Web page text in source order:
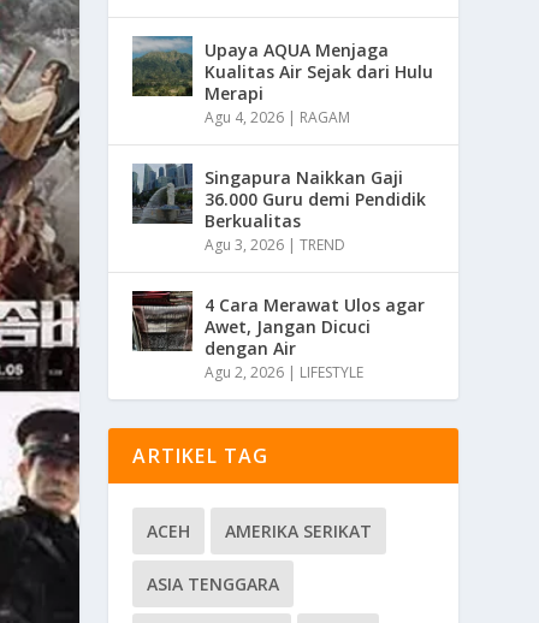
Upaya AQUA Menjaga
Kualitas Air Sejak dari Hulu
Merapi
Agu 4, 2026 | RAGAM
Singapura Naikkan Gaji
36.000 Guru demi Pendidik
Berkualitas
Agu 3, 2026 |TREND
4 Cara Merawat Ulos agar
Awet, Jangan Dicuci
dengan Air
Agu 2, 2026 | LIFESTYLE
ARTIKEL TAG
ACEH AMERIKA SERIKAT
ASIA TENGGARA